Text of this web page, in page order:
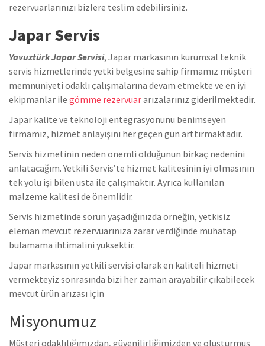
rezervuarlarınızı bizlere teslim edebilirsiniz.
Japar Servis
Yavuztürk Japar Servisi, Japar markasının kurumsal teknik
servis hizmetlerinde yetki belgesine sahip firmamız müşteri
memnuniyeti odaklı çalışmalarına devam etmekte ve en iyi
ekipmanlar ile gömme rezervuararızalarınız giderilmektedir.
Japar kalite ve teknoloji entegrasyonunu benimseyen
firmamız, hizmet anlayışını her geçen gün arttırmaktadır.
Servis hizmetinin neden önemli olduğunun birkaç nedenini
anlatacağım. Yetkili Servis’te hizmet kalitesinin iyi olmasının
tek yolu işi bilen usta ile çalışmaktır. Ayrıca kullanılan
malzeme kalitesi de önemlidir.
Servis hizmetinde sorun yaşadığınızda örneğin, yetkisiz
eleman mevcut rezervuarınıza zarar verdiğinde muhatap
bulamama ihtimalini yüksektir.
Japar markasının yetkili servisi olarak en kaliteli hizmeti
vermekteyiz sonrasında bizi her zaman arayabilir çıkabilecek
mevcut ürün arızası için
Misyonumuz
Müşteri odaklılığımızdan, güvenilirliğimizden ve oluşturmuş